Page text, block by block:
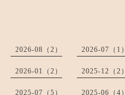
2026-08（2） 2026-07（1）
2026-01（2） 2025-12（2）
2025-07（5） 2025-06（4）